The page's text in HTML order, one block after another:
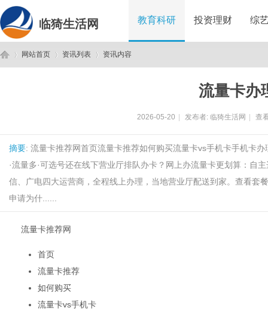
临猗生活网 教育科研 投资理财 综
网站首页 资讯列表 资讯内容
流量卡办
2026-05-20 发布者: 临猗生活网 查
摘要: 流量卡推荐网首页流量卡推荐如何购买流量卡vs手机卡手机卡
·流量多·可选号还在线下营业厅排队办卡？网上办流量卡更划算：自
信、广电四大运营商，全程线上办理，当地营业厅配送到家。查看套
申请为什......
流量卡推荐网
首页
流量卡推荐
如何购买
流量卡vs手机卡